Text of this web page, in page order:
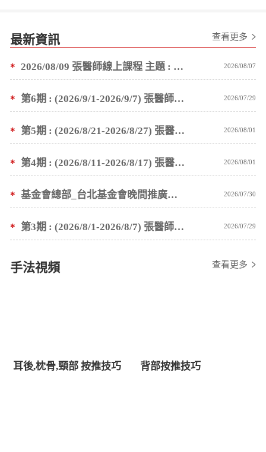
最新資訊 查看更多
* 2026/08/09 張醫師線上課程 主題 : 褥瘡案例後續追蹤 及按推方法 2026/08/07
* 第6期 : (2026/9/1-2026/9/7) 張醫師親自培訓手法 廣州基礎班7 天錄取名單公告 2026/07/29
* 第5期 : (2026/8/21-2026/8/27) 張醫師親自培訓手法 廣州基礎班7 天錄取名單公告 2026/08/01
* 第4期 : (2026/8/11-2026/8/17) 張醫師親自培訓手法 廣州基礎班7 天錄取名單公告 2026/08/01
* 基金會總部_台北基金會晚間推廣暫停服務公告 2026/07/30
* 第3期 : (2026/8/1-2026/8/7) 張醫師親自培訓手法 廣州基礎班7 天錄取名單公告 2026/07/29
手法視頻 查看更多
耳後,枕骨,頸部 按推技巧 背部按推技巧